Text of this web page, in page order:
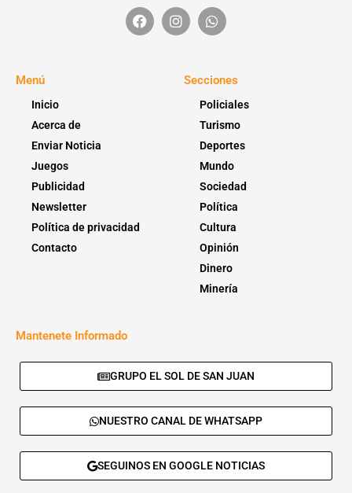
Menú
Inicio
Acerca de
Enviar Noticia
Juegos
Publicidad
Newsletter
Política de privacidad
Contacto
Secciones
Policiales
Turismo
Deportes
Mundo
Sociedad
Política
Cultura
Opinión
Dinero
Minería
Mantenete Informado
GRUPO EL SOL DE SAN JUAN
NUESTRO CANAL DE WHATSAPP
SEGUINOS EN GOOGLE NOTICIAS